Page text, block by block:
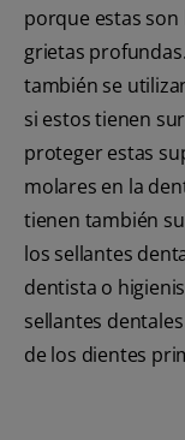
porque estas son
grietas
también se
si estos tienen
proteger estas
molares en la
tienen también
los sellantes
dentista o
sellantes
de los dientes